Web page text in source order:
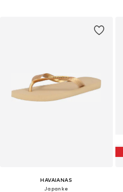
HAVAIANAS
Japanke